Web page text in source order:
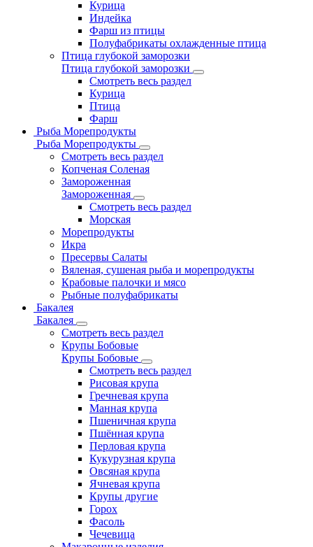
Курица
Индейка
Фарш из птицы
Полуфабрикаты охлажденные птица
Птица глубокой заморозки
Птица глубокой заморозки
Смотреть весь раздел
Курица
Птица
Фарш
Рыба Морепродукты
Рыба Морепродукты
Смотреть весь раздел
Копченая Соленая
Замороженная
Замороженная
Смотреть весь раздел
Морская
Морепродукты
Икра
Пресервы Салаты
Вяленая, сушеная рыба и морепродукты
Крабовые палочки и мясо
Рыбные полуфабрикаты
Бакалея
Бакалея
Смотреть весь раздел
Крупы Бобовые
Крупы Бобовые
Смотреть весь раздел
Рисовая крупа
Гречневая крупа
Манная крупа
Пшеничная крупа
Пшённая крупа
Перловая крупа
Кукурузная крупа
Овсяная крупа
Ячневая крупа
Крупы другие
Горох
Фасоль
Чечевица